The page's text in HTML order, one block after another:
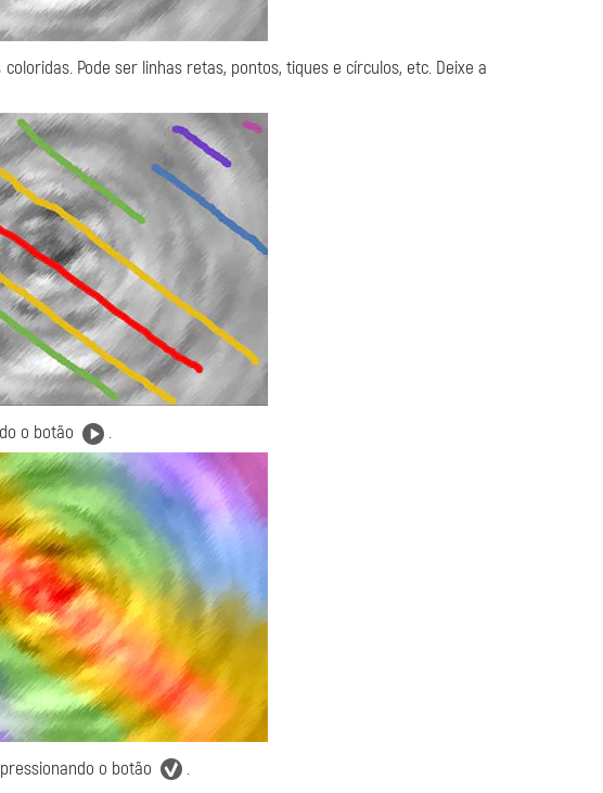
Pode ser linhas retas, pontos, tiques e círculos, etc. Deixe a
o botão .
o botão
.